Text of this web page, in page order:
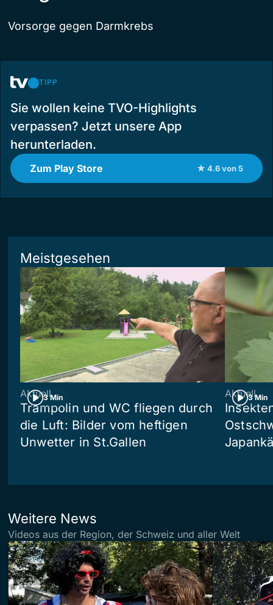
Vorsorge gegen Darmkrebs
TIPP
Sie wollen keine TVO-Highlights
verpassen? Jetzt unsere App
herunterladen.
Zum Play Store ★ 4.6 von 5
Meistgesehen
3 Min
Aktuell
Trampolin und WC fliegen durch
die Luft: Bilder vom heftigen
Unwetter in St.Gallen
3 Min
Aktuell
Weitere News
Videos aus der Region, der Schweiz und aller Welt